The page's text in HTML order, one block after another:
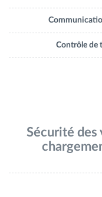
Contrôle de
Sécurité